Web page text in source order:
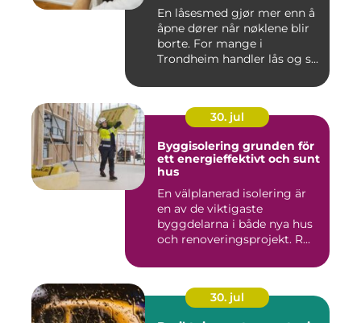
En låsesmed gjør mer enn å
åpne dører når nøklene blir
borte. For mange i
Trondheim handler lås og s...
30. jul
Byggisolering grunden för
ett energieffektivt och sunt
hus
En välplanerad isolering är
en av de viktigaste
byggdelarna i både nya hus
och renoveringsprojekt. R...
30. jul